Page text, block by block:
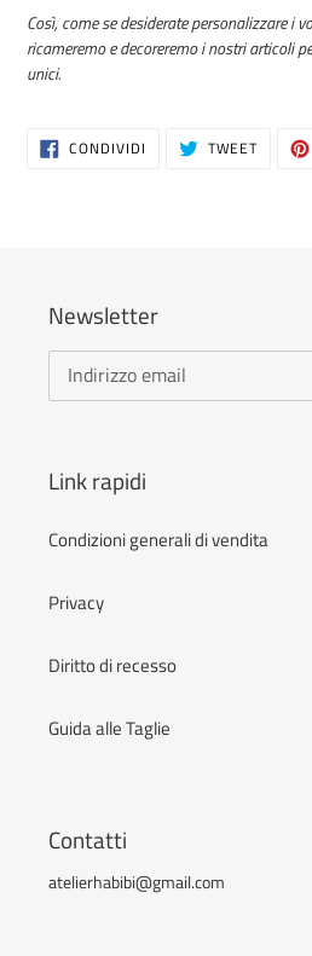
Così, come se desiderate personalizzare i
ricameremo e decoreremo i nostri articoli
unici.
CONDIVIDI CONDIVIDITWEET TWITTA
Newsletter
Link rapidi
Condizioni generali di vendita
Privacy
Diritto di recesso
Guida alle Taglie
Contatti
atelierhabibi@gmail.com